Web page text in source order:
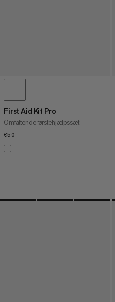
First Aid Kit Pro
Omfattende førstehjælpssæt
€50